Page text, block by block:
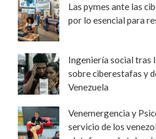
Las pymes ante las
por lo esencial para
Ingeniería social tras
sobre ciberestafas y
Venezuela
Venemergencia y
servicio de los